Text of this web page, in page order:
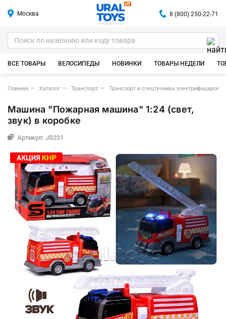
Москва
ИГРУШКИ ОПТОМ
8 (800) 250-22-71
ВСЕ ТОВАРЫ ВЕЛОСИПЕДЫ НОВИНКИ ТОВАРЫ НЕДЕЛИ
Главная Каталог Транспорт Транспорт и спецтехника
Машина "Пожарная машина" 1:24 (свет,
звук) в коробке
Артикул: JS231